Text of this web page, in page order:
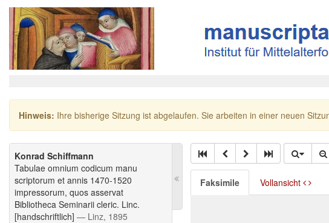
Hinweis: Ihre bisherige Sitzung ist abgelaufen. Sie arbeiten in einer neuen
Konrad Schiffmann
Tabulae omnium codicum manu
scriptorum et annis 1470-1520
impressorum, quos asservat
Bibliotheca Seminarii cleric. Linc.
[handschriftlich] — Linz, 1895
Faksimile Vollansicht